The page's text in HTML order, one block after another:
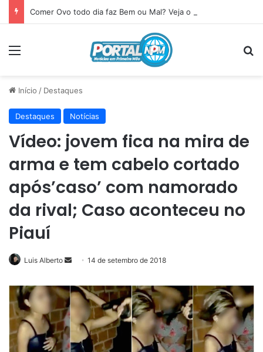
Início / Destaques
Destaques Notícias
Vídeo: jovem fica na mira de
arma e tem cabelo cortado
após’caso’ com namorado
da rival; Caso aconteceu no
Piauí
Luis Alberto
Mande
e-
mail
14 de setembro de 2018